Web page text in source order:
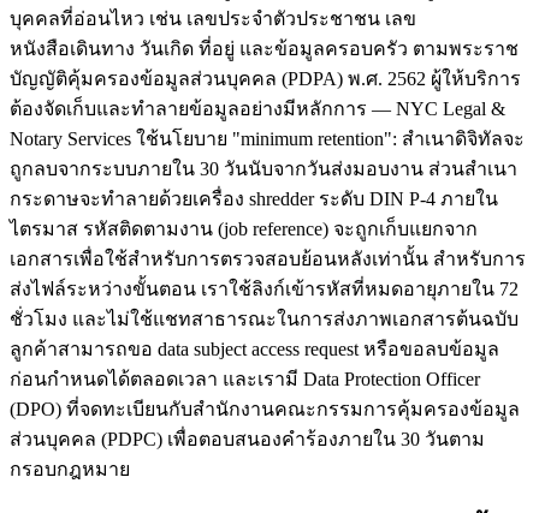
บุคคลที่อ่อนไหว เช่น เลขประจำตัวประชาชน เลข
หนังสือเดินทาง วันเกิด ที่อยู่ และข้อมูลครอบครัว ตามพระราช
บัญญัติคุ้มครองข้อมูลส่วนบุคคล (PDPA) พ.ศ. 2562 ผู้ให้บริการ
ต้องจัดเก็บและทำลายข้อมูลอย่างมีหลักการ — NYC Legal &
Notary Services ใช้นโยบาย "minimum retention": สำเนาดิจิทัลจะ
ถูกลบจากระบบภายใน 30 วันนับจากวันส่งมอบงาน ส่วนสำเนา
กระดาษจะทำลายด้วยเครื่อง shredder ระดับ DIN P-4 ภายใน
ไตรมาส รหัสติดตามงาน (job reference) จะถูกเก็บแยกจาก
เอกสารเพื่อใช้สำหรับการตรวจสอบย้อนหลังเท่านั้น สำหรับการ
ส่งไฟล์ระหว่างขั้นตอน เราใช้ลิงก์เข้ารหัสที่หมดอายุภายใน 72
ชั่วโมง และไม่ใช้แชทสาธารณะในการส่งภาพเอกสารต้นฉบับ
ลูกค้าสามารถขอ data subject access request หรือขอลบข้อมูล
ก่อนกำหนดได้ตลอดเวลา และเรามี Data Protection Officer
(DPO) ที่จดทะเบียนกับสำนักงานคณะกรรมการคุ้มครองข้อมูล
ส่วนบุคคล (PDPC) เพื่อตอบสนองคำร้องภายใน 30 วันตาม
กรอบกฎหมาย